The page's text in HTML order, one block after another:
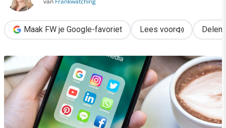
Maak FW je Google-favoriet Lees voor Delen